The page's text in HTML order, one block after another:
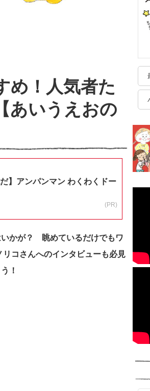
め！人気者た
あいうえおの
】アンパンマン わくわくドー
(PR)
いかが？ 眺めているだけでもワ
リコさんへのインタビューも必見
！